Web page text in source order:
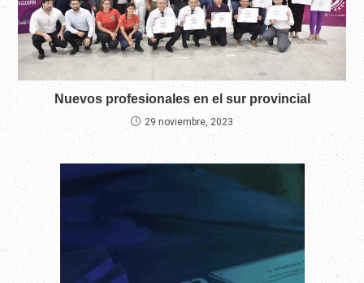
Nuevos profesionales en el sur provincial
29 noviembre, 2023